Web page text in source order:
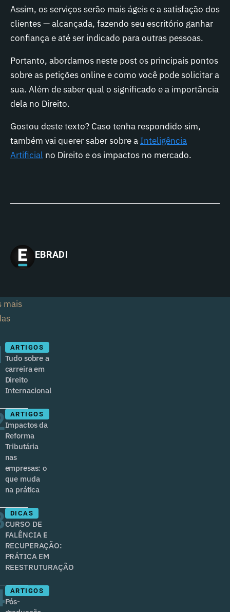
Assim, os serviços serão mais ágeis e a satisfação dos
clientes — alcançada, fazendo seu escritório ganhar
confiança e até ser indicado para outras pessoas.
Portanto, abordamos neste post os principais pontos
sobre as petições online e como você pode solicitar a
sua. Além de saber qual o significado e a importância
dela no Direito.
Gostou deste texto? Caso tenha respondido sim,
também vai querer saber sobre a Inteligência
Artificial no Direito e os impactos no mercado.
EBRADI
mais
ARTIGOS
Tudo sobre a
carreira em
Direito
Internacional
ARTIGOS
Impactos da
Reforma
Tributária
nas
empresas: o
que muda
na prática
DICAS
CURSO DE
FALÊNCIA E
RECUPERAÇÃO:
PRÁTICA EM
REESTRUTURAÇÃO
ARTIGOS
Pós-